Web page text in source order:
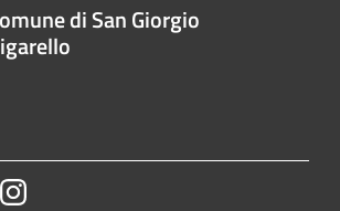
di San Giorgio
Instagram